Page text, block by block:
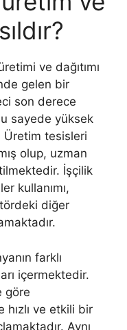
ve dağıtımı
gelen bir
son derece
sayede yüksek
Üretim tesisleri
olup, uzman
İşçilik
kullanımı,
diğer
farklı
içermektedir.
göre
hızlı ve etkili bir
Aynı